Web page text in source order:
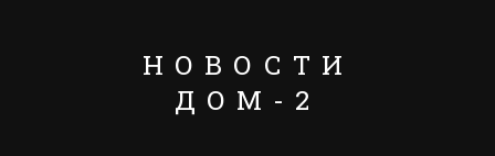
НОВОСТИ
ДОМ-2